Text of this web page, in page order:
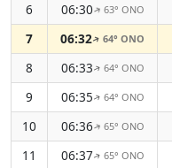
6
06:30↑ 63° ONO
7
06:32↑64° ONO
8
06:33↑ 64° ONO
9
06:35↑ 64° ONO
10
06:36↑ 65° ONO
11
06:37↑ 65° ONO